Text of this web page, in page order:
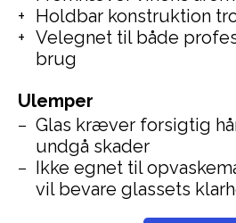
Holdbar konstruktion
Velegnet til både
brug
Ulemper
Glas kræver forsigtig
undgå skader
Ikke egnet til
vil bevare glassets